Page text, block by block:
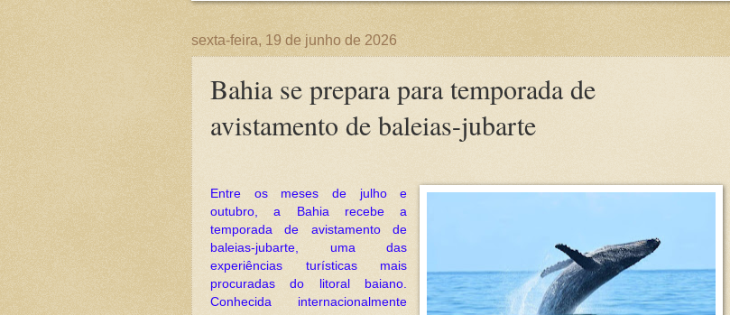
sexta-feira, 19 de junho de 2026
Bahia se prepara para temporada de
avistamento de baleias-jubarte
Entre os meses de julho e
outubro, a Bahia recebe a
temporada de avistamento de
baleias-jubarte, uma das
experiências turísticas mais
procuradas do litoral baiano.
Conhecida internacionalmente